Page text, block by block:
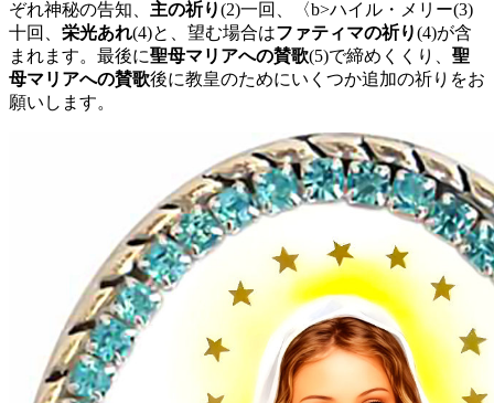
ぞれ神秘の告知、 主の祈り(2)一回、〈b>ハイル・メリー(3)
十回、 栄光あれ(4)と、望む場合はファティマの祈り(4)が含
まれます。最後に聖母マリアへの賛歌(5)で締めくくり、 聖
母マリアへの賛歌後に教皇のためにいくつか追加の祈りをお
願いします。